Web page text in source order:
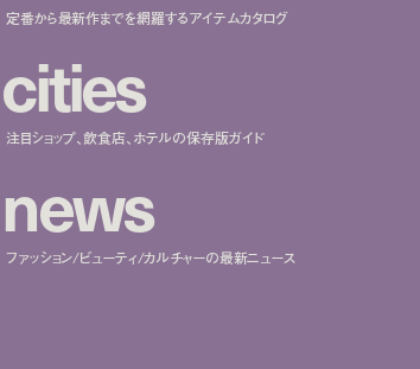
定番から最新作までを網羅するアイテムカタログ
cities
注目ショップ、飲食店、ホテルの保存版ガイド
news
ファッション/ビューティ/カルチャーの最新ニュース